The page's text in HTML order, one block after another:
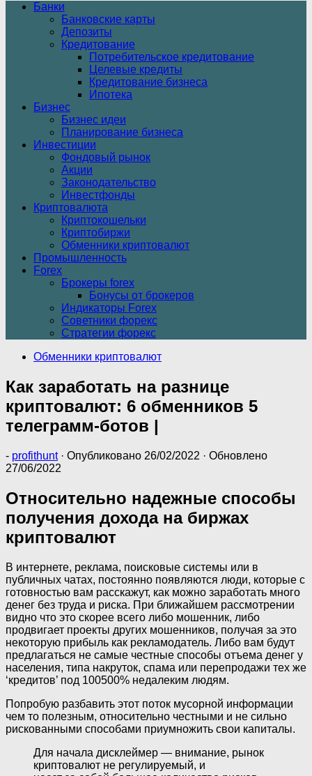
Банки
Банковские карты
Депозиты
Кредитование
Потребительское кредитование
Целевые кредиты
Кредитование бизнеса
Ипотека
Бизнес
Бизнес идеи
Планирование бизнеса
Инвестиции
Фондовый рынок
Акции
Законодательство
Инвестфонды
Криптовалюта
Криптокошельки
Криптобиржи
Обменники криптовалют
Промышленность
Forex
Брокеры forex
Бонусы от брокеров
Индикаторы Forex
Советники форекс
Стратегии форекс
Обменники криптовалют
Как заработать на разнице
криптовалют: 6 обменников 5
телеграмм-ботов |
- profithunt · Опубликовано 26/02/2022 · Обновлено
27/06/2022
Относительно надежные способы
получения дохода на биржах
криптовалют
В интернете, реклама, поисковые системы или в
публичных чатах, постоянно появляются люди, которые с
готовностью вам расскажут, как можно заработать много
денег без труда и риска. При ближайшем рассмотрении
видно что это скорее всего либо мошенник, либо
продвигает проекты других мошенников, получая за это
некоторую прибыль как рекламодатель. Либо вам будут
предлагаться не самые честные способы отъема денег у
населения, типа накруток, спама или перепродажи тех же
‘кредитов’ под 100500% недалеким людям.
Попробую разбавить этот поток мусорной информации
чем то полезным, относительно честными и не сильно
рискованными способами приумножить свои капиталы.
Для начала дисклеймер — внимание, рынок
криптовалют не регулируемый, и